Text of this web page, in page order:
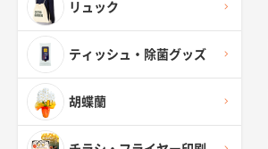
リュック
ティッシュ・除菌グッズ
胡蝶蘭